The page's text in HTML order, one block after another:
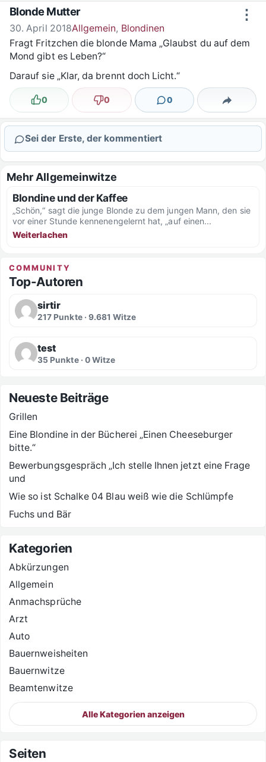
Zum Inhalt springen ⋮
Blonde Mutter
30. April 2018Allgemein, Blondinen
Fragt Fritzchen die blonde Mama „Glaubst du auf dem
Mond gibt es Leben?“
Darauf sie „Klar, da brennt doch Licht.“
Lustig
0 Nicht lustig
0 0
Kommentare Teilen
Sei der Erste, der kommentiert
Mehr Allgemeinwitze
Blondine und der Kaffee
„Schön,“ sagt die junge Blonde zu dem jungen Mann, den sie
vor einer Stunde kennenengelernt hat, „auf einen...
Weiterlachen
COMMUNITY
Top-Autoren
sirtir
217 Punkte · 9.681 Witze
test
35 Punkte · 0 Witze
Neueste Beiträge
Grillen
Eine Blondine in der Bücherei „Einen Cheeseburger
bitte.“
Bewerbungsgespräch „Ich stelle Ihnen jetzt eine Frage
und
Wie so ist Schalke 04 Blau weiß wie die Schlümpfe
Fuchs und Bär
Kategorien
Abkürzungen
Allgemein
Anmachsprüche
Arzt
Auto
Bauernweisheiten
Bauernwitze
Beamtenwitze
Alle Kategorien anzeigen
Seiten